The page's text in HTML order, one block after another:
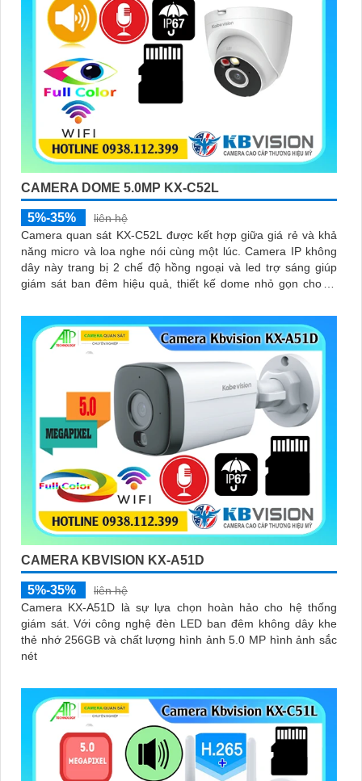
CAMERA DOME 5.0MP KX-C52L
5%-35%
liên hệ
Camera quan sát KX-C52L được kết hợp giữa giá rẻ và khả
năng micro và loa nghe nói cùng một lúc. Camera IP không
dây này trang bị 2 chế độ hồng ngoại và led trợ sáng giúp
giám sát ban đêm hiệu quả, thiết kế dome nhỏ gọn cho ra
CAMERA KBVISION KX-A51D
5%-35%
liên hệ
Camera KX-A51D là sự lựa chọn hoàn hảo cho hệ thống
giám sát. Với công nghệ đèn LED ban đêm không dây khe
thẻ nhớ 256GB và chất lượng hình ảnh 5.0 MP hình ảnh sắc
nét